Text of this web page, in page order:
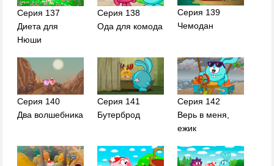
Серия 137
Диета для
Нюши
Серия 138
Ода для комода
Серия 139
Чемодан
Серия 140
Два волшебника
Серия 141
Бутерброд
Серия 142
Верь в меня,
ежик